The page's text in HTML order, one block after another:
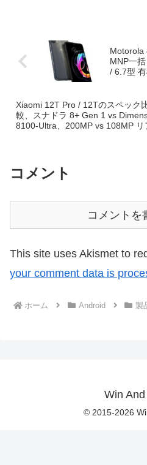
月12日
Motorola
MNP一
/ 6.7型
Xiaomi 12T Pro / 12Tのスペック
較、スナドラ 8+ Gen 1 vs
8100-Ultra、200MP vs 108MP リ
コメント
コメントを
This site uses Akismet to
your comment data is
ホーム Android 製
Win
© 2015-2026